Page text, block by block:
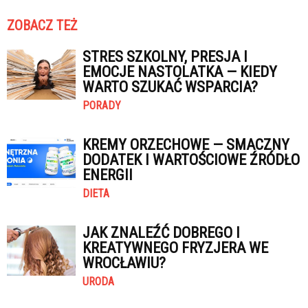
ZOBACZ TEŻ
STRES SZKOLNY, PRESJA I
EMOCJE NASTOLATKA — KIEDY
WARTO SZUKAĆ WSPARCIA?
PORADY
KREMY ORZECHOWE — SMACZNY
DODATEK I WARTOŚCIOWE ŹRÓDŁO
ENERGII
DIETA
JAK ZNALEŹĆ DOBREGO I
KREATYWNEGO FRYZJERA WE
WROCŁAWIU?
URODA